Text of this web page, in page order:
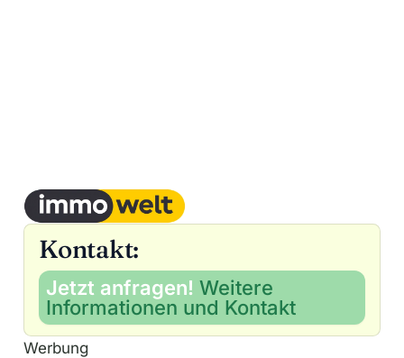
Kontakt:
Jetzt anfragen! Weitere
Informationen und Kontakt
Werbung